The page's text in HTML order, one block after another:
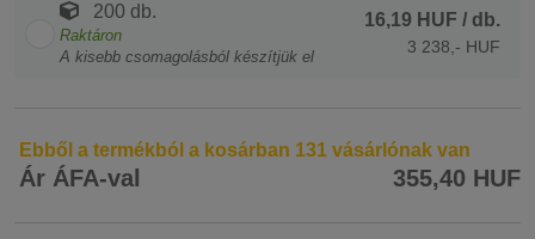
200 db.
Raktáron
A kisebb csomagolásból készítjük el
16,19 HUF / db.
3 238,- HUF
Ebből a termékból a kosárban 131 vásárlónak van
Ár ÁFA-val 355,40 HUF